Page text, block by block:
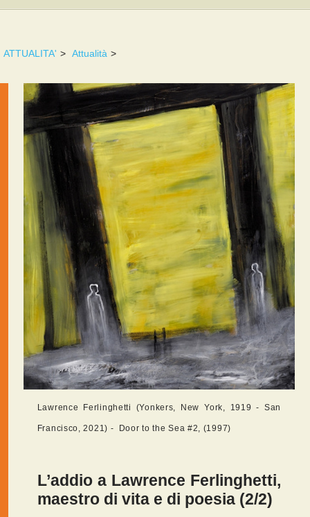
ATTUALITA' > Attualità >
Lawrence Ferlinghetti (Yonkers, New York, 1919 - San
Francisco, 2021) - Door to the Sea #2, (1997)
L’addio a Lawrence Ferlinghetti,
maestro di vita e di poesia (2/2)